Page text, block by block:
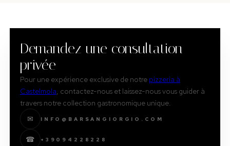
Demandez une consultation
privée
Pour une expérience exclusive de notre pizzeria à
Castelmola, contactez-nous et laissez-nous vous guider à
travers notre collection gastronomique unique.
✉ INFO@BARSANGIORGIO.COM
☎ +39094228228